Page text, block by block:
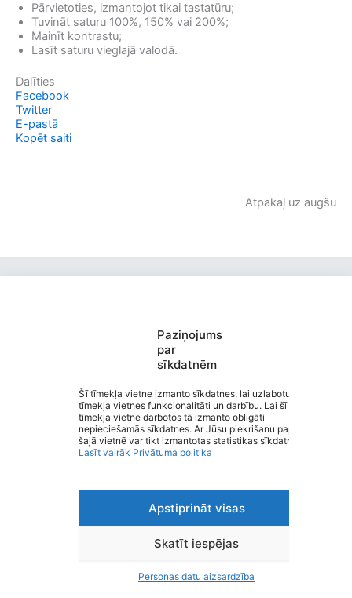
Paziņojums
par
sīkdatnēm
Šī tīmekļa vietne izmanto sīkdatnes, lai uzlabotu
tīmekļa vietnes funkcionalitāti un darbību. Lai šī
tīmekļa vietne darbotos tā izmanto obligāti
nepieciešamās sīkdatnes. Ar Jūsu piekrišanu papildus
šajā vietnē var tikt izmantotas statistikas sīkdatnes.
Lasīt vairāk Privātuma politika
Apstiprināt visas
Skatīt iespējas
Personas datu aizsardzība
Pārvietoties, izmantojot tikai tastatūru;
Tuvināt saturu 100%, 150% vai 200%;
Mainīt kontrastu;
Lasīt saturu vieglajā valodā.
Dalīties
Facebook
Twitter
E-pastā
Kopēt saiti
Atpakaļ uz augšu
Burtnieku Ausekļa pamatskola
Privātuma politika
Personas datu aizsardzība